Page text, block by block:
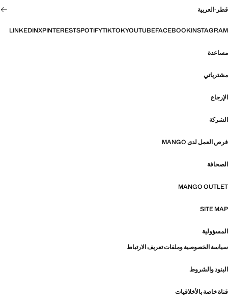
قطر ·العربية
INSTAGRAM
FACEBOOK
YOUTUBE
TIKTOK
SPOTIFY
PINTEREST
X
LINKEDIN
مساعدة
مشترياتي
الإرجاع
الشركة
فرص العمل لدى MANGO
الصحافة
MANGO OUTLET
SITE MAP
المسؤولية
سياسة الخصوصية وملفات تعريف الارتباط
البنود والشروط
قناة خاصة بالأخلاقيات